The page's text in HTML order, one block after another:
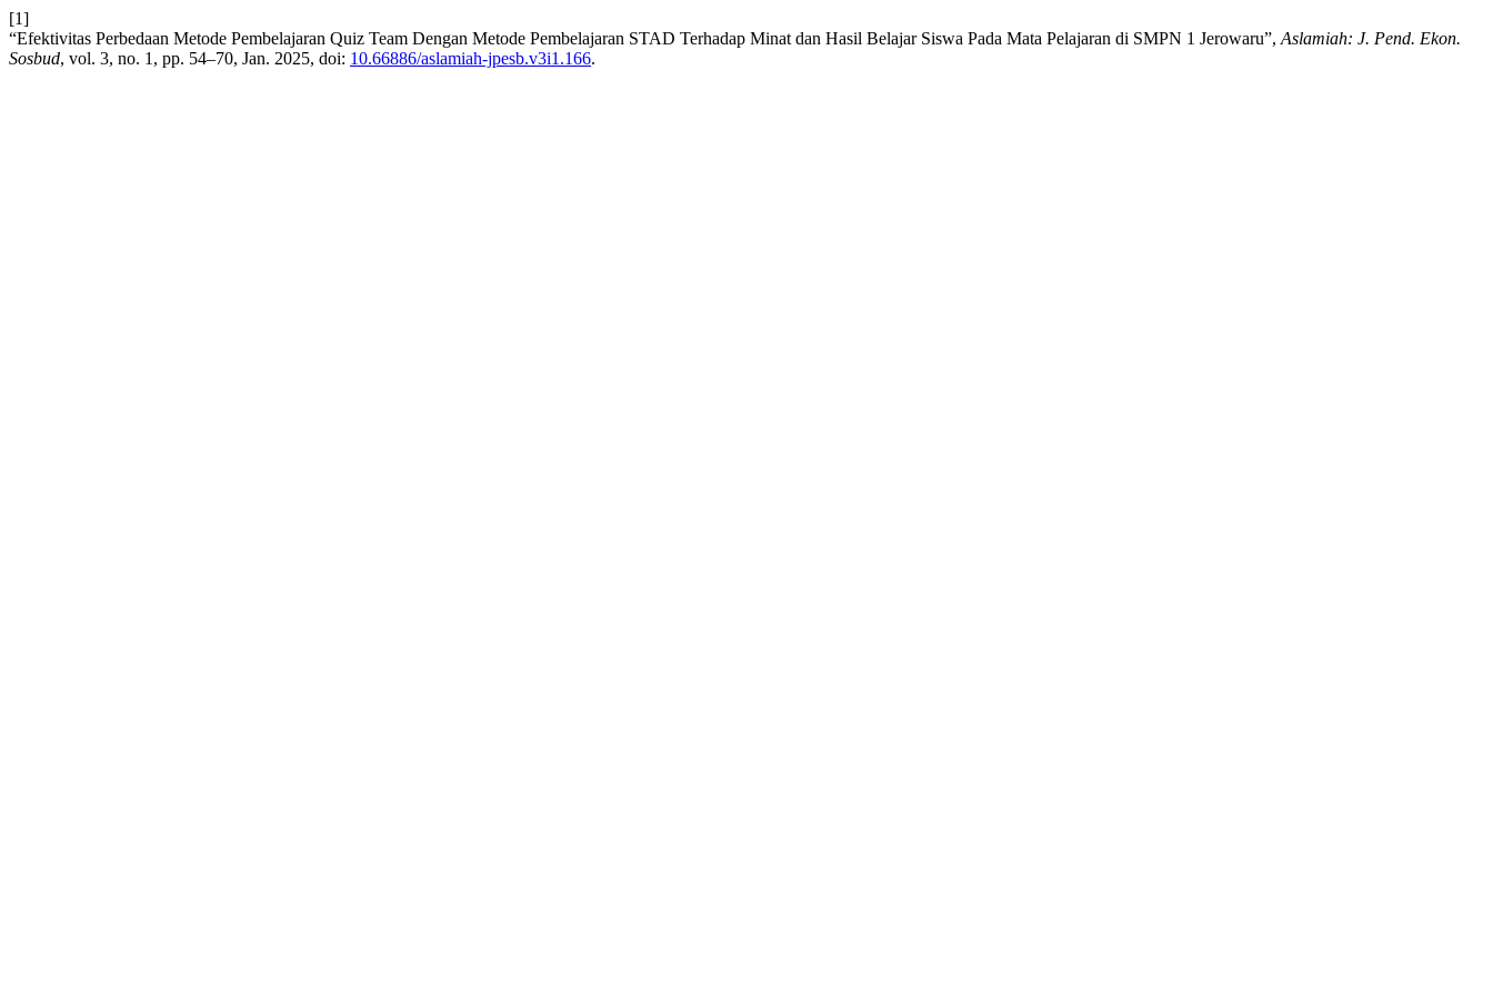
[1]
“Efektivitas Perbedaan Metode Pembelajaran Quiz Team Dengan Metode Pembelajaran STAD Terhadap Minat dan Hasil Belajar Siswa Pada Mata Pelajaran di SMPN 1 Jerowaru”, Aslamiah: J. Pend. Ekon.
Sosbud, vol. 3, no. 1, pp. 54–70, Jan. 2025, doi: 10.66886/aslamiah-jpesb.v3i1.166.